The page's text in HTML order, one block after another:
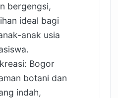
bergengsi,
ideal bagi
anak usia
Bogor
botani dan
indah,